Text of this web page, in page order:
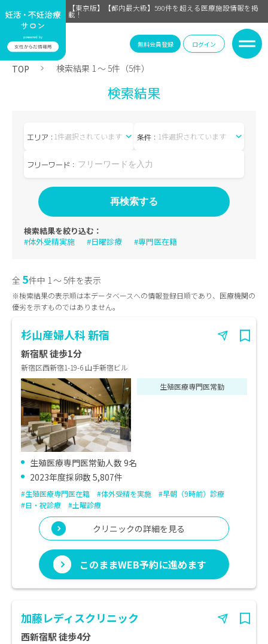
【東京版】【都内最大級】590件を超える医療施設情報を掲
載！
無料会員登録 ログイン
TOP 検索結果 1 〜 5件（5件）
検索結果
エリア：1件選択されています 条件： 1件選択されています
フリーワード：
検索結果を絞り込む：
#体外受精実施
#日曜診療 #専門医在籍
全 5件中 1 〜 5件を表示
※検索結果の表示順は本データベースへの情報登録日順であり、医療機関の
優劣を示すものではありません。
杉山産婦人科 新宿
新宿駅 徒歩1分
新宿区西新宿1-19-6 山手新宿ビル
生殖医療専門医常勤
生殖医療専門医常勤人数 9名
2023年度採卵数 5,807件
#生殖医療専門医在籍 #体外受精を実施
#早朝（9時前）診療
#日・祝診療
#土曜診療
クリニックの詳細を見る
このままWEB予約に進めます
加藤レディスクリニック
西新宿駅 徒歩4分